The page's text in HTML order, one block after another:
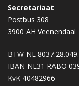
Secretariaat
Postbus 308
3900 AH Veenendaal
BTW NL
IBAN NL31 RABO
KvK 40482966